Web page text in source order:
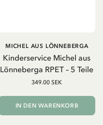
Kinderservice Michel aus
Lönneberga RPET – 5 Teile
MICHEL AUS LÖNNEBERGA
349.00 SEK
IN DEN WARENKORB